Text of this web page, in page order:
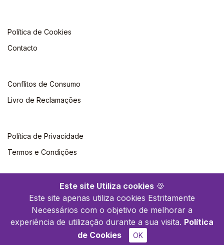
Este site Utiliza cookies 🍪
Este site apenas utiliza cookies Estritamente
Necessários com o objetivo de melhorar a
experiência de utilização durante a sua visita. Política
de Cookies
OK
Política de Cookies
Contacto
Conflitos de Consumo
Livro de Reclamações
Política de Privacidade
Termos e Condições
©2026 Polytechnica. Todos os direitos reservados